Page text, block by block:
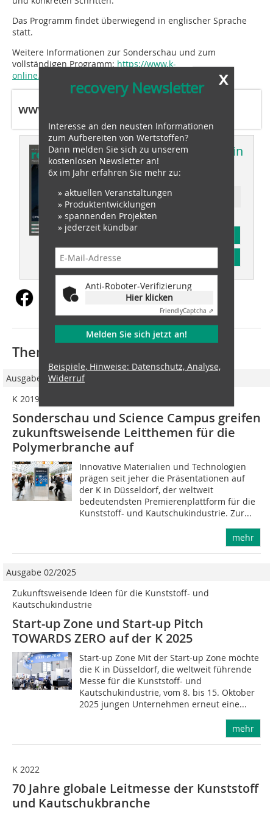
Das Programm findet überwiegend in englischer Sprache
statt.
Weitere Informationen zur Sonderschau und zum
vollständigen Programm:https://www.k-
online.de/Plastics_shape_the_future
www.k-online.com
Dieser Artikel erschien in
recovery 03/2025
Ressort: plastics recovery
x
recovery Newsletter
Interesse an den neusten Informationen
zum Aufbereiten von Wertstoffen?
Dann melden Sie sich zu unserem
kostenlosen Newsletter an!
6x im Jahr erfahren Sie mehr zu:
» aktuellen Veranstaltungen
» Produktentwicklungen
» spannenden Projekten
» jederzeit kündbar
Anti-Roboter-Verifizierung
Hier klicken
FriendlyCaptcha ⇗
Melden Sie sich jetzt an!
Beispiele, Hinweise: Datenschutz, Analyse,
Widerruf
Thematisch passende Artikel:
Ausgabe 06/2018
K 2019: Neue Technologien als Innovationstreiber
Sonderschau und Science Campus greifen
zukunftsweisende Leitthemen für die
Polymerbranche auf
Innovative Materialien und Technologien
prägen seit jeher die Präsentationen auf
der K in Düsseldorf, der weltweit
bedeutendsten Premierenplattform für die
Kunststoff- und Kautschukindustrie. Zur...
mehr
Ausgabe 02/2025
Zukunftsweisende Ideen für die Kunststoff- und
Kautschukindustrie
Start-up Zone und Start-up Pitch
TOWARDS ZERO auf der K 2025
Start-up Zone Mit der Start-up Zone möchte
die K in Düsseldorf, die weltweit führende
Messe für die Kunststoff- und
Kautschukindustrie, vom 8. bis 15. Oktober
2025 jungen Unternehmen erneut eine...
mehr
K 2022
70 Jahre globale Leitmesse der Kunststoff
und Kautschukbranche